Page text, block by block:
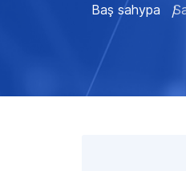
Baş sahypa